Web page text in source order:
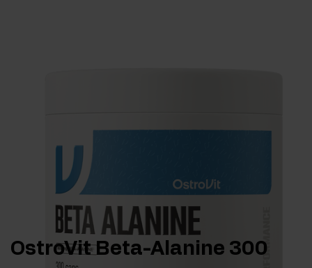
OstroVit Beta-Alanine 300